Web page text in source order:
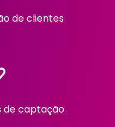
de clientes
de captação